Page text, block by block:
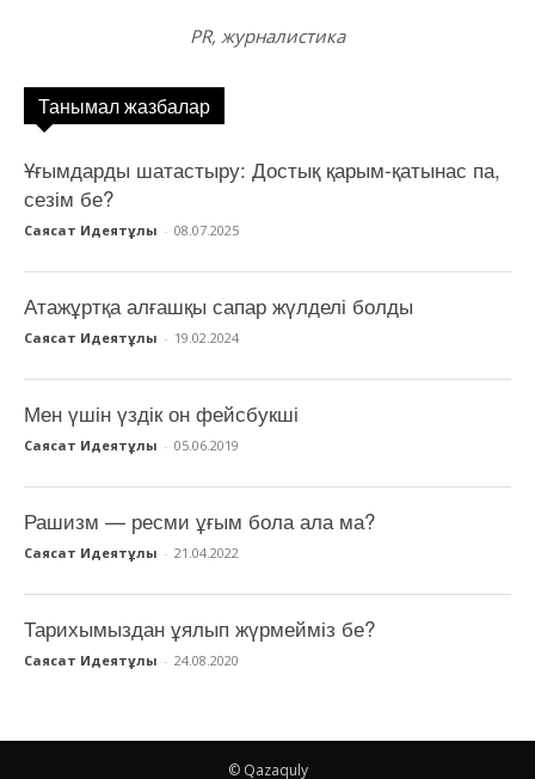
PR, журналистика
Танымал жазбалар
Ұғымдарды шатастыру: Достық қарым-қатынас па,
сезім бе?
Саясат Идеятұлы - 08.07.2025
Атажұртқа алғашқы сапар жүлделі болды
Саясат Идеятұлы - 19.02.2024
Мен үшін үздік он фейсбукші
Саясат Идеятұлы - 05.06.2019
Рашизм — ресми ұғым бола ала ма?
Саясат Идеятұлы - 21.04.2022
Тарихымыздан ұялып жүрмейміз бе?
Саясат Идеятұлы - 24.08.2020
© Qazaquly